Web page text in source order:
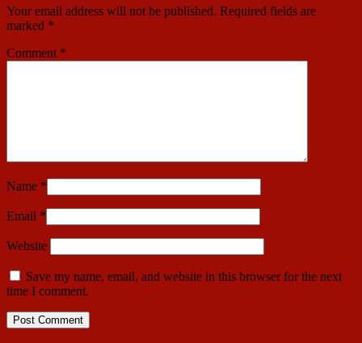
Your email address will not be published. Required fields are
marked *
Comment *
Name *
Email *
Website
Save my name, email, and website in this browser for the next
time I comment.